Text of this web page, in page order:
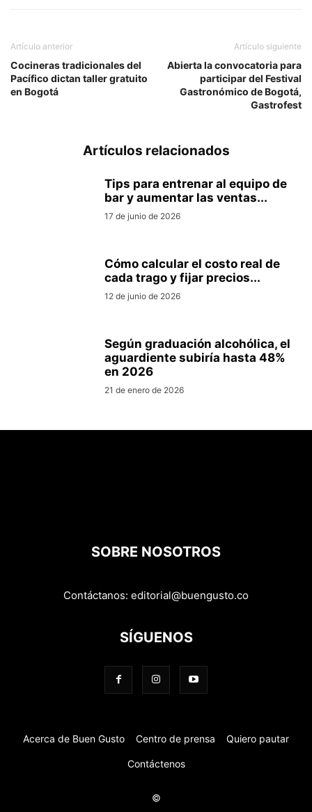
Artículo anterior
Cocineras tradicionales del
Pacífico dictan taller gratuito
en Bogotá
Artículo siguiente
Abierta la convocatoria para
participar del Festival
Gastronómico de Bogotá,
Gastrofest
Artículos relacionados
Tips para entrenar al equipo de
bar y aumentar las ventas...
17 de junio de 2026
Cómo calcular el costo real de
cada trago y fijar precios...
12 de junio de 2026
Según graduación alcohólica, el
aguardiente subiría hasta 48%
en 2026
21 de enero de 2026
SOBRE NOSOTROS
Contáctanos: editorial@buengusto.co
SÍGUENOS
Acerca de Buen Gusto Centro de prensa Quiero pautar
Contáctenos
©